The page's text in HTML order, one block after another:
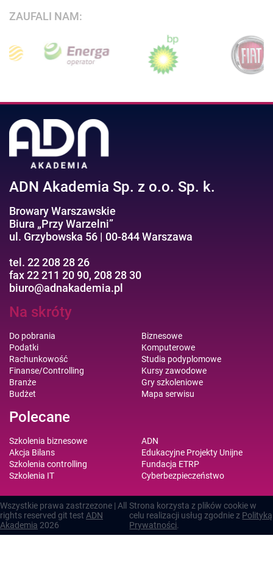
ZAUFALI NAM:
ADN Akademia Sp. z o.o. Sp. k.
Browary Warszawskie
Biura „Przy Warzelni”
ul. Grzybowska 56 | 00-844 Warszawa
tel. 22 208 28 26
fax 22 211 20 90, 208 28 30
biuro@adnakademia.pl
Na skróty
Do pobrania
Podatki
Rachunkowość
Finanse/Controlling
Branże
Budżet
Biznesowe
Komputerowe
Studia podyplomowe
Kursy zawodowe
Gry szkoleniowe
Mapa serwisu
Polecane
Szkolenia biznesowe
Akcja Bilans
Szkolenia controlling
Szkolenia IT
ADN
Edukacyjne Projekty Unijne
Fundacja ETRP
Cyberbezpieczeństwo
Wszystkie prawa zastrzezone | All
rights reserved git test ADN
Akademia 2026
Strona korzysta z plików cookie w
celu realizacji usług zgodnie z Polityką
Prywatności.